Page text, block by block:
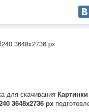
3648x2736 px
для скачивания
3648x2736 px